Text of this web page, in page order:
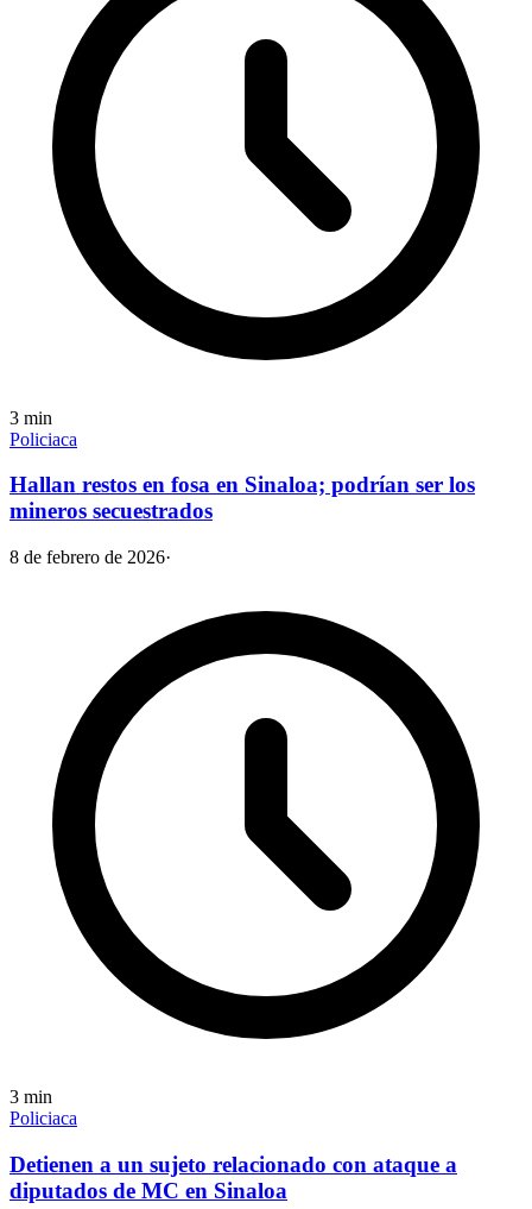
3 min
Policiaca
Hallan restos en fosa en Sinaloa; podrían ser los
mineros secuestrados
8 de febrero de 2026·
3 min
Policiaca
Detienen a un sujeto relacionado con ataque a
diputados de MC en Sinaloa